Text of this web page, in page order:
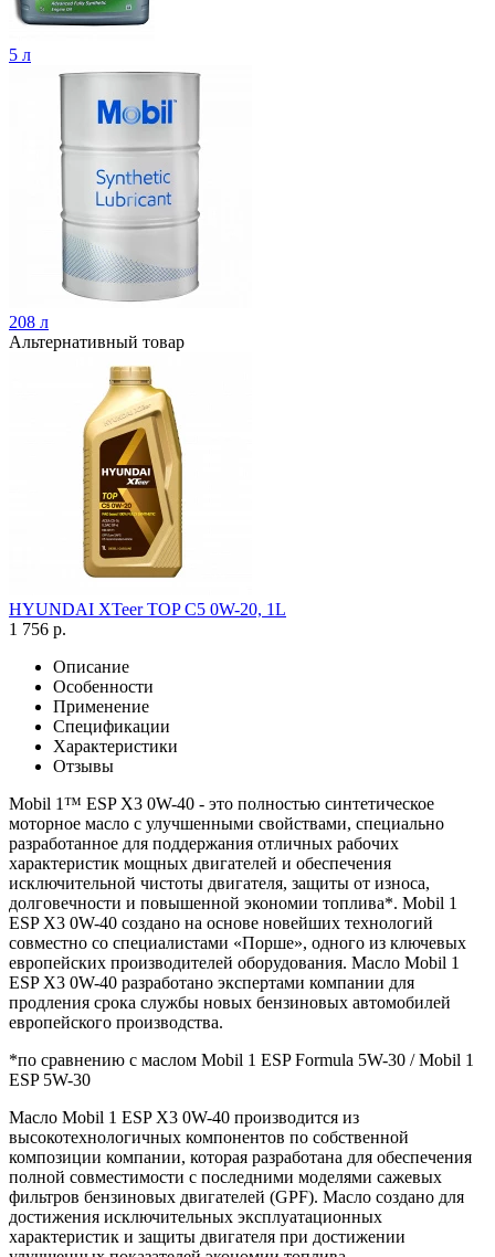
5 л
208 л
Альтернативный товар
HYUNDAI XTeer TOP C5 0W-20, 1L
1 756 р.
Описание
Особенности
Применение
Спецификации
Характеристики
Отзывы
Mobil 1™ ESP X3 0W-40 - это полностью синтетическое
моторное масло с улучшенными свойствами, специально
разработанное для поддержания отличных рабочих
характеристик мощных двигателей и обеспечения
исключительной чистоты двигателя, защиты от износа,
долговечности и повышенной экономии топлива*. Mobil 1
ESP X3 0W-40 создано на основе новейших технологий
совместно со специалистами «Порше», одного из ключевых
европейских производителей оборудования. Масло Mobil 1
ESP X3 0W-40 разработано экспертами компании для
продления срока службы новых бензиновых автомобилей
европейского производства.
*по сравнению с маслом Mobil 1 ESP Formula 5W-30 / Mobil 1
ESP 5W-30
Масло Mobil 1 ESP X3 0W-40 производится из
высокотехнологичных компонентов по собственной
композиции компании, которая разработана для обеспечения
полной совместимости с последними моделями сажевых
фильтров бензиновых двигателей (GPF). Масло создано для
достижения исключительных эксплуатационных
характеристик и защиты двигателя при достижении